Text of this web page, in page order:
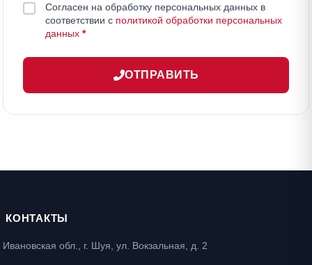
Согласен на обработку персональных данных в
соответствии с политикой обработки персональных
данных *
ОТПРАВИТЬ
КОНТАКТЫ
Ивановская обл., г. Шуя, ул. Вокзальная, д. 2